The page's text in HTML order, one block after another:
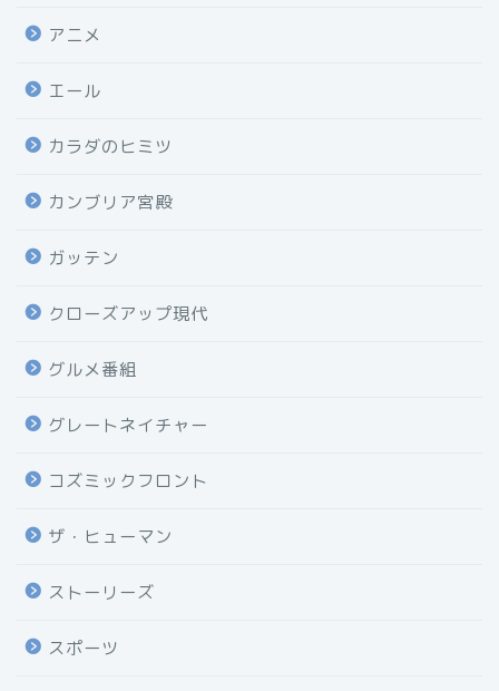
アニメ
エール
カラダのヒミツ
カンブリア宮殿
ガッテン
クローズアップ現代
グルメ番組
グレートネイチャー
コズミックフロント
ザ・ヒューマン
ストーリーズ
スポーツ